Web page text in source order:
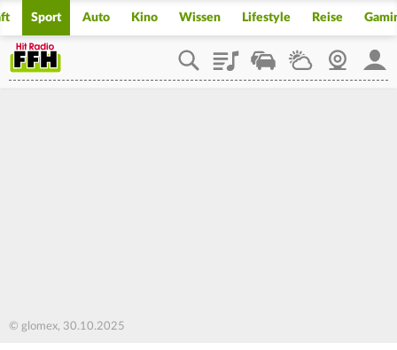
Sport Auto Kino Wissen Lifestyle Reise
PlaylistStaupilotWetterWebcam
© glomex, 30.10.2025